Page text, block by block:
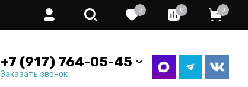
0 0 0
+7 (917) 764-05-45
Заказать звонок